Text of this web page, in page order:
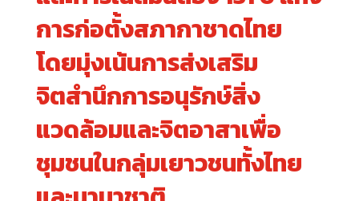
การก่อตั้งสภากาชาดไทย
โดยมุ่งเน้นการส่งเสริม
จิตสำนึกการอนุรักษ์สิ่ง
แวดล้อมและจิตอาสาเพื่อ
ชุมชนในกลุ่มเยาวชนทั้งไทย